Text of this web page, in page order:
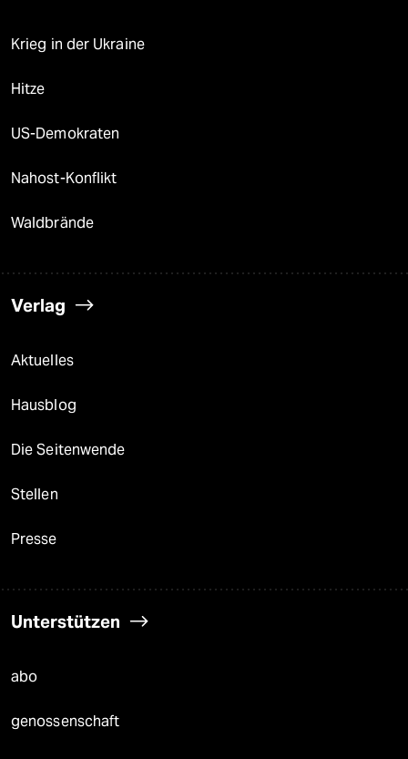
Krieg in der Ukraine
Hitze
US-Demokraten
Nahost-Konflikt
Waldbrände
Verlag
Aktuelles
Hausblog
Die Seitenwende
Stellen
Presse
Unterstützen
abo
genossenschaft